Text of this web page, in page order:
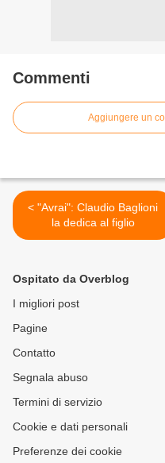
Commenti
Aggiungere un
< "Avrai": Claudio Baglioni
la dedica al figlio
Ospitato da Overblog
I migliori post
Pagine
Contatto
Segnala abuso
Termini di servizio
Cookie e dati personali
Preferenze dei cookie